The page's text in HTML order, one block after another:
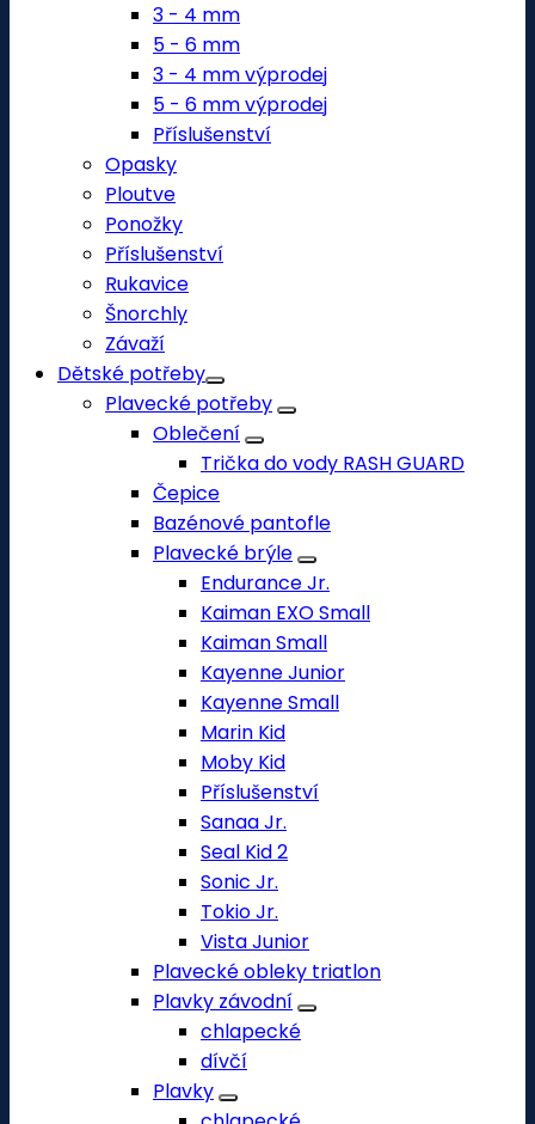
3 - 4 mm
5 - 6 mm
3 - 4 mm výprodej
5 - 6 mm výprodej
Příslušenství
Opasky
Ploutve
Ponožky
Příslušenství
Rukavice
Šnorchly
Závaží
Dětské potřeby
Plavecké potřeby
Oblečení
Trička do vody RASH GUARD
Čepice
Bazénové pantofle
Plavecké brýle
Endurance Jr.
Kaiman EXO Small
Kaiman Small
Kayenne Junior
Kayenne Small
Marin Kid
Moby Kid
Příslušenství
Sanaa Jr.
Seal Kid 2
Sonic Jr.
Tokio Jr.
Vista Junior
Plavecké obleky triatlon
Plavky závodní
chlapecké
dívčí
Plavky